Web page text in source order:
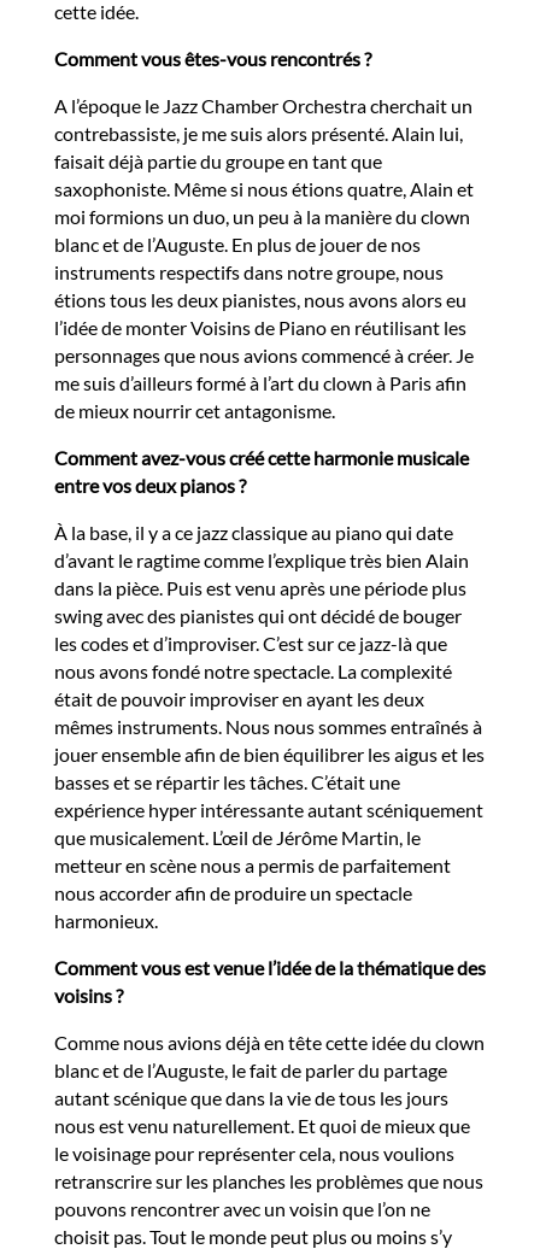
cette idée.
Comment vous êtes-vous rencontrés ?
A l’époque le Jazz Chamber Orchestra cherchait un
contrebassiste, je me suis alors présenté. Alain lui,
faisait déjà partie du groupe en tant que
saxophoniste. Même si nous étions quatre, Alain et
moi formions un duo, un peu à la manière du clown
blanc et de l’Auguste. En plus de jouer de nos
instruments respectifs dans notre groupe, nous
étions tous les deux pianistes, nous avons alors eu
l’idée de monter Voisins de Piano en réutilisant les
personnages que nous avions commencé à créer. Je
me suis d’ailleurs formé à l’art du clown à Paris afin
de mieux nourrir cet antagonisme.
Comment avez-vous créé cette harmonie musicale
entre vos deux pianos ?
À la base, il y a ce jazz classique au piano qui date
d’avant le ragtime comme l’explique très bien Alain
dans la pièce. Puis est venu après une période plus
swing avec des pianistes qui ont décidé de bouger
les codes et d’improviser. C’est sur ce jazz-là que
nous avons fondé notre spectacle. La complexité
était de pouvoir improviser en ayant les deux
mêmes instruments. Nous nous sommes entraînés à
jouer ensemble afin de bien équilibrer les aigus et les
basses et se répartir les tâches. C’était une
expérience hyper intéressante autant scéniquement
que musicalement. L’œil de Jérôme Martin, le
metteur en scène nous a permis de parfaitement
nous accorder afin de produire un spectacle
harmonieux.
Comment vous est venue l’idée de la thématique des
voisins ?
Comme nous avions déjà en tête cette idée du clown
blanc et de l’Auguste, le fait de parler du partage
autant scénique que dans la vie de tous les jours
nous est venu naturellement. Et quoi de mieux que
le voisinage pour représenter cela, nous voulions
retranscrire sur les planches les problèmes que nous
pouvons rencontrer avec un voisin que l’on ne
choisit pas. Tout le monde peut plus ou moins s’y